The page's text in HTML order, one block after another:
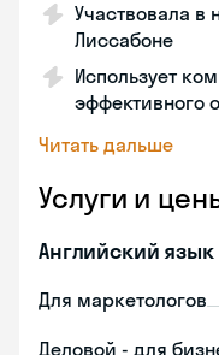
Участвовала в
Лиссабоне
Использует
эффективного
Читать дальше
Услуги и
Английский язык
Для маркетологов
Деловой - для